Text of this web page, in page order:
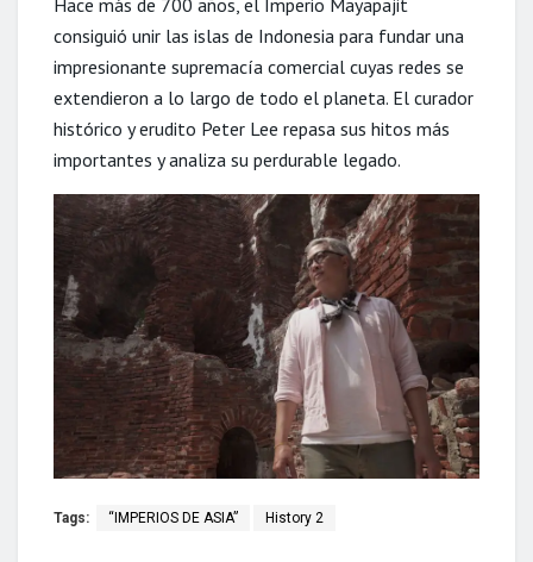
consiguió unir las islas de Indonesia para fundar una
impresionante supremacía comercial cuyas redes se
extendieron a lo largo de todo el planeta. El curador
histórico y erudito Peter Lee repasa sus hitos más
importantes y analiza su perdurable legado.
Tags: “IMPERIOS DE ASIA” History 2